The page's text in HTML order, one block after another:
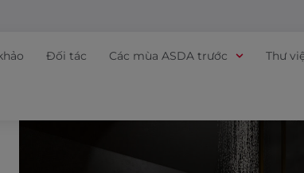
Đối tác Các mùa ASDA trước Thư